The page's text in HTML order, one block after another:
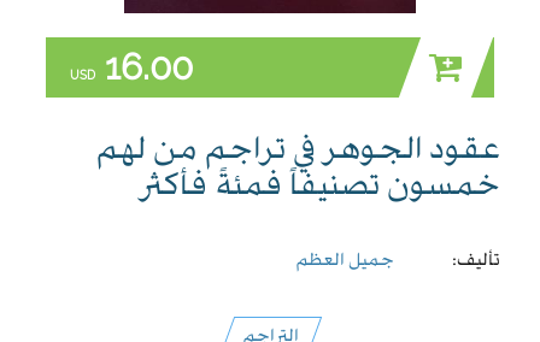
16.00
USD
عقود الجوهر في تراجم من لهم
خمسون تصنيفاً فمئةً فأكثر
تأليف: جميل العظم